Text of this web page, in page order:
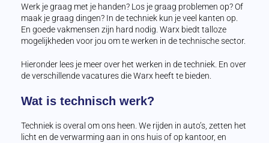
Werk je graag met je handen? Los je graag problemen op? Of
maak je graag dingen? In de techniek kun je veel kanten op.
En goede vakmensen zijn hard nodig. Warx biedt talloze
mogelijkheden voor jou om te werken in de technische sector.
Hieronder lees je meer over het werken in de techniek. En over
de verschillende vacatures die Warx heeft te bieden.
Wat is technisch werk?
Techniek is overal om ons heen. We rijden in auto’s, zetten het
licht en de verwarming aan in ons huis of op kantoor, en